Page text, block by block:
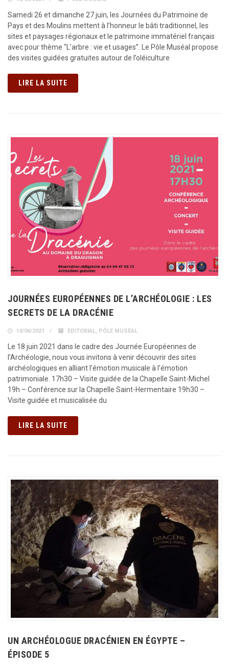
Samedi 26 et dimanche 27 juin, les Journées du Patrimoine de
Pays et des Moulins mettent à l’honneur le bâti traditionnel, les
sites et paysages régionaux et le patrimoine immatériel français
avec pour thème “L’arbre : vie et usages”. Le Pôle Muséal propose
des visites guidées gratuites autour de l’oléiculture
LIRE LA SUITE
JOURNÉES EUROPÉENNES DE L’ARCHÉOLOGIE : LES
SECRETS DE LA DRACÉNIE
14/06/2021 EDITORIAL, PÔLE MUSÉAL
Le 18 juin 2021 dans le cadre des Journée Européennes de
l’Archéologie, nous vous invitons à venir découvrir des sites
archéologiques en alliant l’émotion musicale à l’émotion
patrimoniale. 17h30 – Visite guidée de la Chapelle Saint-Michel
19h – Conférence sur la Chapelle Saint-Hermentaire 19h30 –
Visite guidée et musicalisée du
LIRE LA SUITE
UN ARCHÉOLOGUE DRACÉNIEN EN ÉGYPTE –
ÉPISODE 5